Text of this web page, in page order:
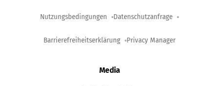
Nutzungsbedingungen Datenschutzanfrage
Barrierefreiheitserklärung Privacy Manager
Media